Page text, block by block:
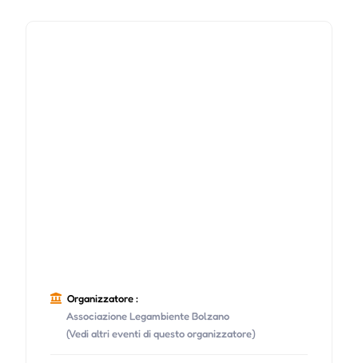
Organizzatore :
Associazione Legambiente Bolzano
(Vedi altri eventi di questo organizzatore)